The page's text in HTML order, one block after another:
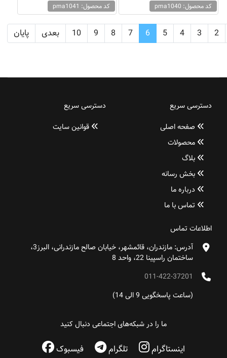
کد محصول: pma1040 کد محصول: pma1041
2
3
4
5
6
7
8
9
10 بعدی پایان
دسترسی سریع
صفحه اصلی
محصولات
بلاگ
بخش رسانه
درباره ما
تماس با ما
دسترسی سریع
قوانین سایت
اطلاعات تماس
آدرس: مازندران، قائمشهر، خیابان صالح مازندرانی، البرز3،
ساختمان راسپینا 22، واحد 8
011-422-37201
(ساعت پاسخگویی 9 الی 14)
ما را در شبکه‌های اجتماعی دنبال کنید
اینستاگرام تلگرام
فیسبوک